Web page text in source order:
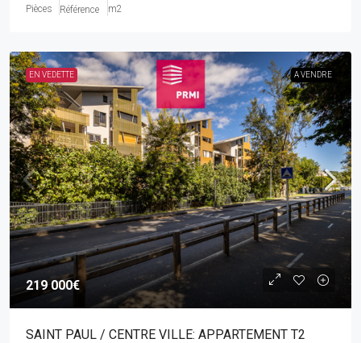
Pièces
Référence
m2
EN VEDETTE A VENDRE
219 000€
SAINT PAUL / CENTRE VILLE: APPARTEMENT T2